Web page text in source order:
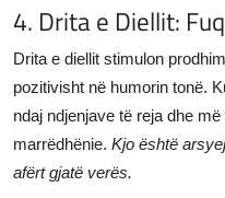
4. Drita e Diellit:
Drita e diellit stimulon
pozitivisht në humorin tonë.
ndaj ndjenjave të reja dhe
marrëdhënie. Kjo është
afërt gjatë verës.